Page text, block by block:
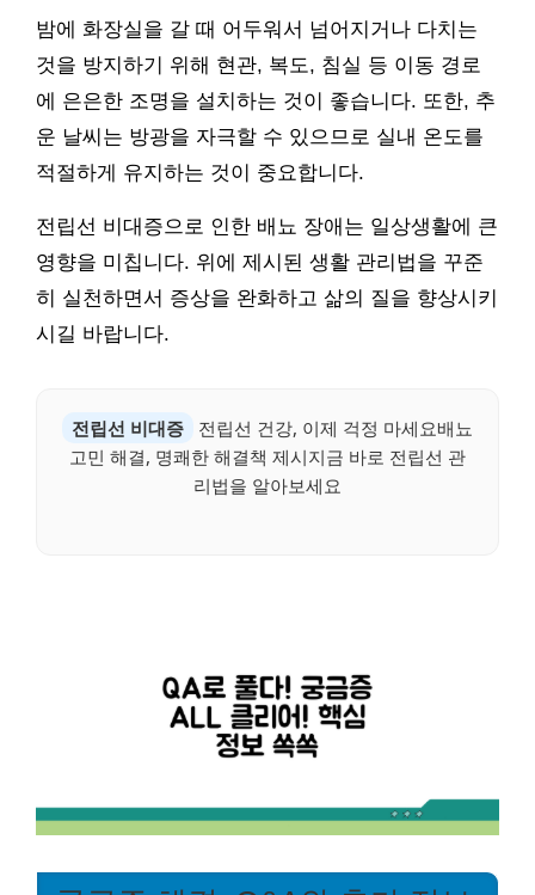
밤에 화장실을 갈 때 어두워서 넘어지거나 다치는
것을 방지하기 위해 현관, 복도, 침실 등 이동 경로
에 은은한 조명을 설치하는 것이 좋습니다. 또한, 추
운 날씨는 방광을 자극할 수 있으므로 실내 온도를
적절하게 유지하는 것이 중요합니다.
전립선 비대증으로 인한 배뇨 장애는 일상생활에 큰
영향을 미칩니다. 위에 제시된 생활 관리법을 꾸준
히 실천하면서 증상을 완화하고 삶의 질을 향상시키
시길 바랍니다.
전립선 비대증
전립선 건강, 이제 걱정 마세요배뇨
고민 해결, 명쾌한 해결책 제시지금 바로 전립선 관
리법을 알아보세요